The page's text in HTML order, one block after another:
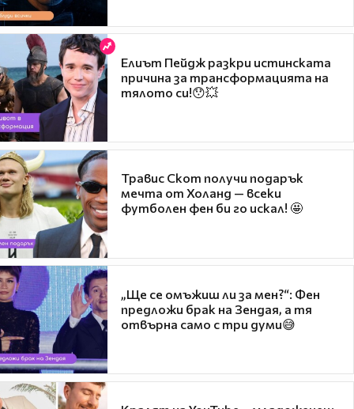
Елиът Пейдж разкри истинската
причина за трансформацията на
тялото си!😯💥
Травис Скот получи подарък
мечта от Холанд — всеки
футболен фен би го искал! 🤩
„Ще се омъжиш ли за мен?“: Фен
предложи брак на Зендая, а тя
отвърна само с три думи😅